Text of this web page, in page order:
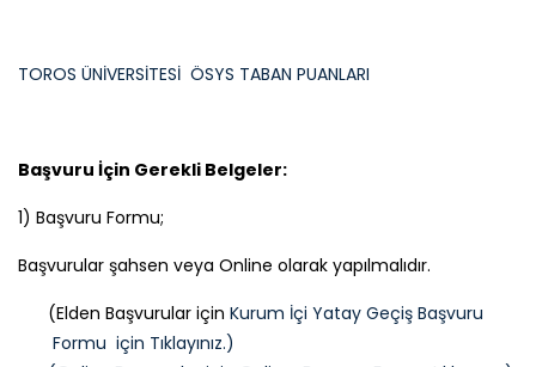
TOROS ÜNİVERSİTESİ ÖSYS TABAN PUANLARI
Başvuru İçin Gerekli Belgeler:
1) Başvuru Formu;
Başvurular şahsen veya Online olarak yapılmalıdır.
(Elden Başvurular için Kurum İçi Yatay Geçiş Başvuru
Formu için Tıklayınız.)